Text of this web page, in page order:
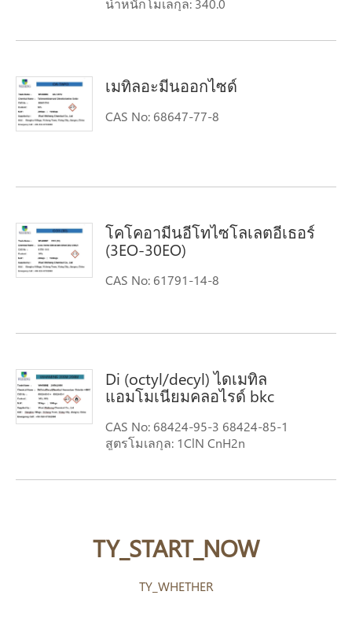
น้ำหนักโมเลกุล: 340.0
เมทิลอะมีนออกไซด์
CAS No: 68647-77-8
โคโคอามีนอีโทไซโลเลตอีเธอร์
(3EO-30EO)
CAS No: 61791-14-8
Di (octyl/decyl) ไดเมทิล
แอมโมเนียมคลอไรด์ bkc
CAS No: 68424-95-3 68424-85-1
สูตรโมเลกุล: 1ClN CnH2n
TY_START_NOW
TY_WHETHER